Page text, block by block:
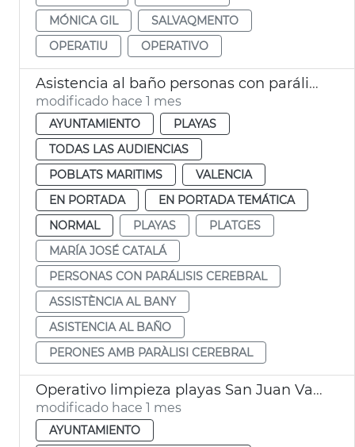
MÓNICA GIL
SALVAQMENTO
OPERATIU
OPERATIVO
Asistencia al baño personas con parálisis cerebral València
modificado hace 1 mes
AYUNTAMIENTO
PLAYAS
TODAS LAS AUDIENCIAS
POBLATS MARITIMS
VALENCIA
EN PORTADA
EN PORTADA TEMÁTICA
NORMAL
PLAYAS
PLATGES
MARÍA JOSÉ CATALÁ
PERSONAS CON PARÁLISIS CEREBRAL
ASSISTÈNCIA AL BANY
ASISTENCIA AL BAÑO
PERONES AMB PARÀLISI CEREBRAL
Operativo limpieza playas San Juan València
modificado hace 1 mes
AYUNTAMIENTO